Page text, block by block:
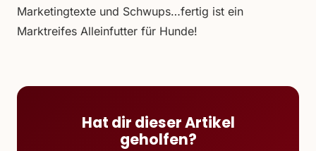
Marketingtexte und Schwups…fertig ist ein
Marktreifes Alleinfutter für Hunde!
Hat dir dieser Artikel
geholfen?